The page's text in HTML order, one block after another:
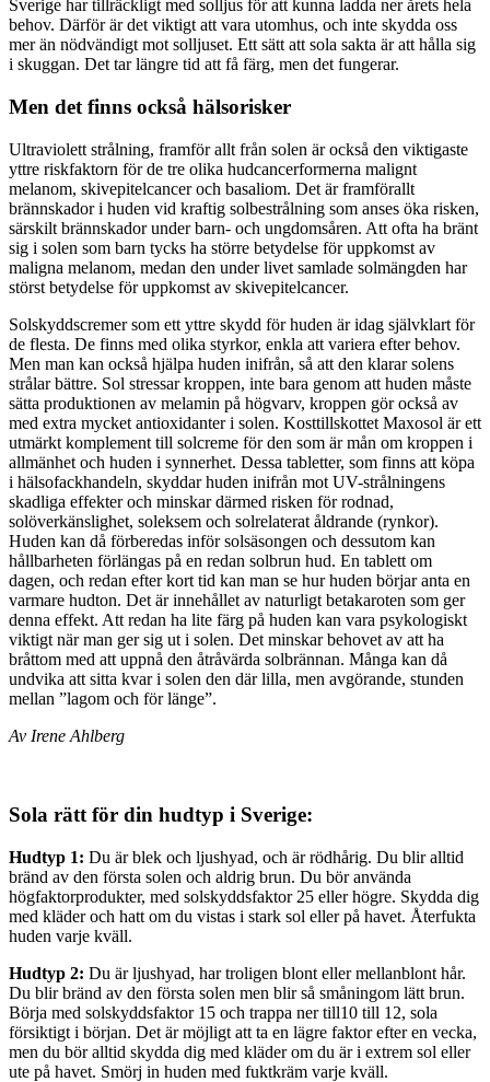
Sverige har tillräckligt med solljus för att kunna ladda ner årets hela
behov. Därför är det viktigt att vara utomhus, och inte skydda oss
mer än nödvändigt mot solljuset. Ett sätt att sola sakta är att hålla sig
i skuggan. Det tar längre tid att få färg, men det fungerar.
Men det finns också hälsorisker
Ultraviolett strålning, framför allt från solen är också den viktigaste
yttre riskfaktorn för de tre olika hudcancerformerna malignt
melanom, skivepitelcancer och basaliom. Det är framförallt
brännskador i huden vid kraftig solbestrålning som anses öka risken,
särskilt brännskador under barn- och ungdomsåren. Att ofta ha bränt
sig i solen som barn tycks ha större betydelse för uppkomst av
maligna melanom, medan den under livet samlade solmängden har
störst betydelse för uppkomst av skivepitelcancer.
Solskyddscremer som ett yttre skydd för huden är idag självklart för
de flesta. De finns med olika styrkor, enkla att variera efter behov.
Men man kan också hjälpa huden inifrån, så att den klarar solens
strålar bättre. Sol stressar kroppen, inte bara genom att huden måste
sätta produktionen av melamin på högvarv, kroppen gör också av
med extra mycket antioxidanter i solen. Kosttillskottet Maxosol är ett
utmärkt komplement till solcreme för den som är mån om kroppen i
allmänhet och huden i synnerhet. Dessa tabletter, som finns att köpa
i hälsofackhandeln, skyddar huden inifrån mot UV-strålningens
skadliga effekter och minskar därmed risken för rodnad,
solöverkänslighet, soleksem och solrelaterat åldrande (rynkor).
Huden kan då förberedas inför solsäsongen och dessutom kan
hållbarheten förlängas på en redan solbrun hud. En tablett om
dagen, och redan efter kort tid kan man se hur huden börjar anta en
varmare hudton. Det är innehållet av naturligt betakaroten som ger
denna effekt. Att redan ha lite färg på huden kan vara psykologiskt
viktigt när man ger sig ut i solen. Det minskar behovet av att ha
bråttom med att uppnå den åtråvärda solbrännan. Många kan då
undvika att sitta kvar i solen den där lilla, men avgörande, stunden
mellan ”lagom och för länge”.
Av Irene Ahlberg
Sola rätt för din hudtyp i Sverige:
Hudtyp 1: Du är blek och ljushyad, och är rödhårig. Du blir alltid
bränd av den första solen och aldrig brun. Du bör använda
högfaktorprodukter, med solskyddsfaktor 25 eller högre. Skydda dig
med kläder och hatt om du vistas i stark sol eller på havet. Återfukta
huden varje kväll.
Hudtyp 2: Du är ljushyad, har troligen blont eller mellanblont hår.
Du blir bränd av den första solen men blir så småningom lätt brun.
Börja med solskyddsfaktor 15 och trappa ner till10 till 12, sola
försiktigt i början. Det är möjligt att ta en lägre faktor efter en vecka,
men du bör alltid skydda dig med kläder om du är i extrem sol eller
ute på havet. Smörj in huden med fuktkräm varje kväll.